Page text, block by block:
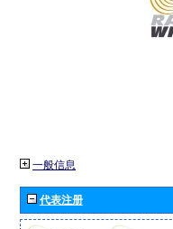
一般信息
代表注册